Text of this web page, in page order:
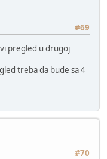
#69
pregled u drugoj
treba da bude sa 4
#70